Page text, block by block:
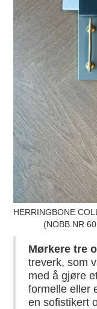
HERRINGBONE
(NOBB.NR
Mørkere tre
treverk, som
med å gjøre
formelle eller
en sofistikert